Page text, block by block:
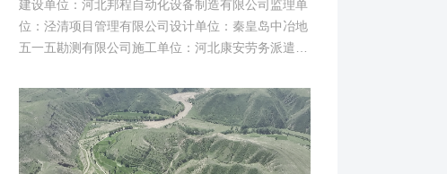
建设单位：河北邦程自动化设备制造有限公司监理单
位：泾清项目管理有限公司设计单位：秦皇岛中冶地
五一五勘测有限公司施工单位：河北康安劳务派遣有
设施建设项目堆料...